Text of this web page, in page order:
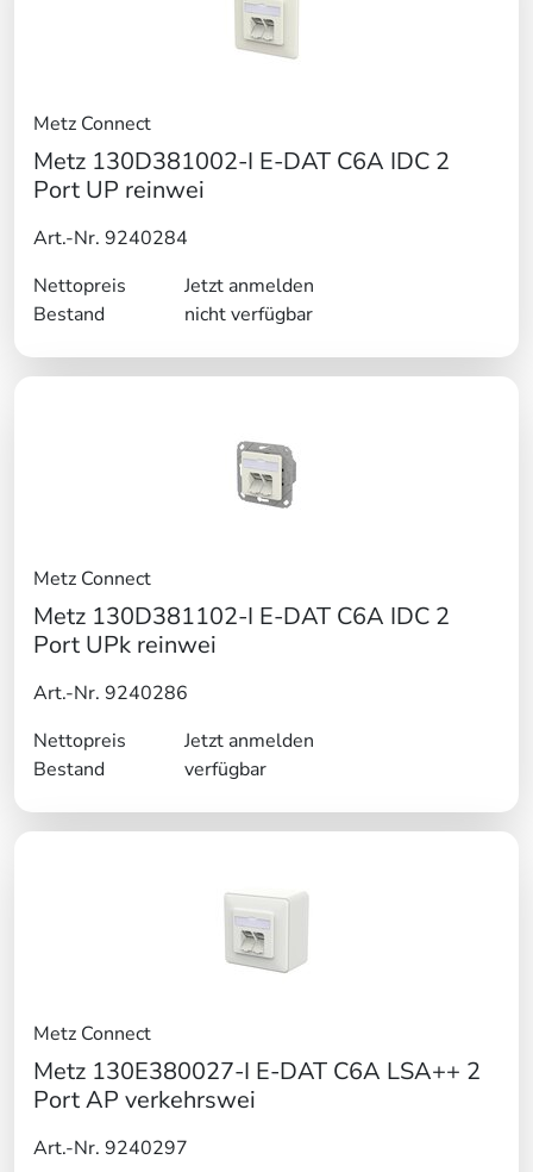
Metz Connect
Metz 130D381002-I E-DAT C6A IDC 2
Port UP reinwei
Art.-Nr. 9240284
Nettopreis
Jetzt anmelden
Bestand
nicht verfügbar
Metz Connect
Metz 130D381102-I E-DAT C6A IDC 2
Port UPk reinwei
Art.-Nr. 9240286
Nettopreis
Jetzt anmelden
Bestand
verfügbar
Metz Connect
Metz 130E380027-I E-DAT C6A LSA++ 2
Port AP verkehrswei
Art.-Nr. 9240297